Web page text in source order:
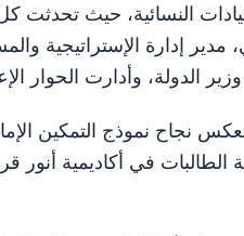
النسائية، حيث تحدثت
مدير إدارة الإستراتيجية
الدولة، وأدارت الحوار